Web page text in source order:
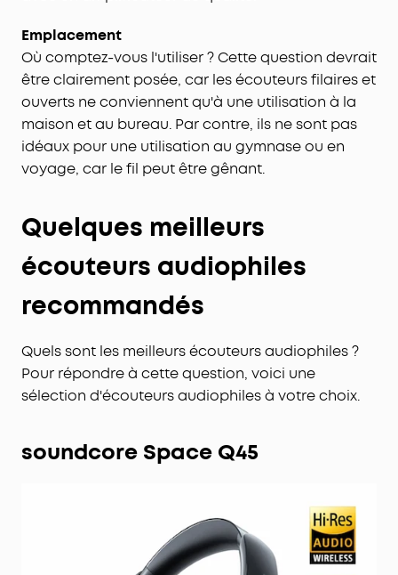
Emplacement
Où comptez-vous l'utiliser ? Cette question devrait
être clairement posée, car les écouteurs filaires et
ouverts ne conviennent qu'à une utilisation à la
maison et au bureau. Par contre, ils ne sont pas
idéaux pour une utilisation au gymnase ou en
voyage, car le fil peut être gênant.
Quelques meilleurs
écouteurs audiophiles
recommandés
Quels sont les meilleurs écouteurs audiophiles ?
Pour répondre à cette question, voici une
sélection d'écouteurs audiophiles à votre choix.
soundcore Space Q45